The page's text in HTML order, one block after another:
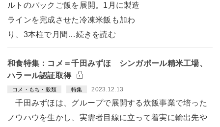
ルトのパックご飯を展開。1月に製造
ラインを完成させた冷凍米飯も加わ
り、3本柱で月間…続きを読む
和食特集：コメ＝千田みずほ シンガポール精米工場、
ハラール認証取得
コメ・もち・穀類 特集 2023.12.13
千田みずほは、グループで展開する炊飯事業で培った
ノウハウを生かし、実需者目線に立って着実に輸出先や